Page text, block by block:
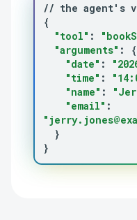
// the agent' s
{
"tool" :
"arguments" :
{
"date" :
"time" :
"name" :
"email" :
}
}